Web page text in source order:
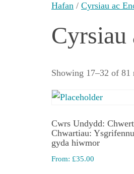
Hafan / Cyrsiau ac
Cyrsiau
Showing 17–32 of 81
Cwrs Undydd:
Chwartiau:
gyda hiwmor
From: £35.00